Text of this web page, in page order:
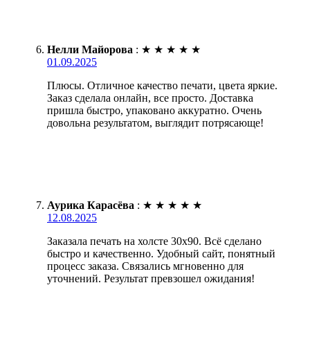
Нелли Майорова : ★ ★ ★ ★ ★
01.09.2025
Плюсы. Отличное качество печати, цвета яркие.
Заказ сделала онлайн, все просто. Доставка
пришла быстро, упаковано аккуратно. Очень
довольна результатом, выглядит потрясающе!
Аурика Карасёва : ★ ★ ★ ★ ★
12.08.2025
Заказала печать на холсте 30х90. Всё сделано
быстро и качественно. Удобный сайт, понятный
процесс заказа. Связались мгновенно для
уточнений. Результат превзошел ожидания!